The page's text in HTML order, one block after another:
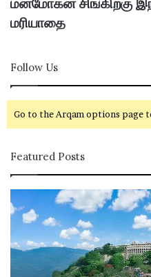
மரியாதை
Follow Us
Go to the Arqam options page
Featured Posts
ழ
மு